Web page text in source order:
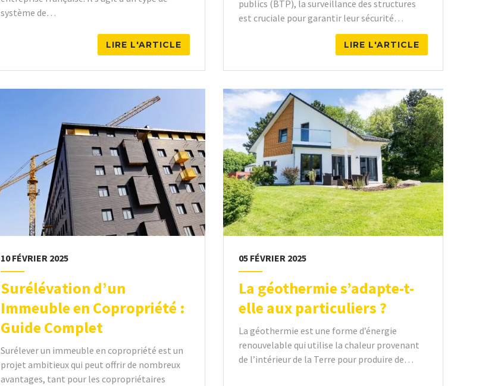
système de…
LIRE L'ARTICLE
publics (BTP), la surveillance des structures
est cruciale pour garantir leur sécurité…
LIRE L'ARTICLE
10 FÉVRIER 2025
Surélévation d’un
Immeuble en Copropriété :
Guide Complet
Surélever un immeuble en copropriété est un
projet ambitieux qui peut offrir de nombreux
avantages, tant pour les copropriétaires
05 FÉVRIER 2025
La géothermie s’adapte-t-
elle aux particuliers ?
La géothermie est une forme d’énergie
renouvelable qui utilise la chaleur provenant
de l’intérieur de la Terre pour produire de…